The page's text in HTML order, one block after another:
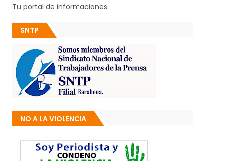
Tu portal de informaciones.
SNTP
NO A LA VIOLENCIA